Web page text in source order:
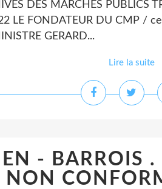
DES MARCHES PUBLICS
LE FONDATEUR DU CMP /
GERARD...
Lire la suite
- BARROIS
NON